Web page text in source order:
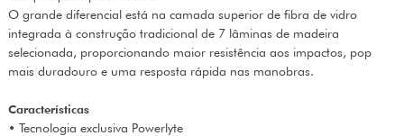
O grande diferencial está na camada superior de fibra de vidro
integrada à construção tradicional de 7 lâminas de madeira
selecionada, proporcionando maior resistência aos impactos, pop
mais duradouro e uma resposta rápida nas manobras.
Características
• Tecnologia exclusiva Powerlyte